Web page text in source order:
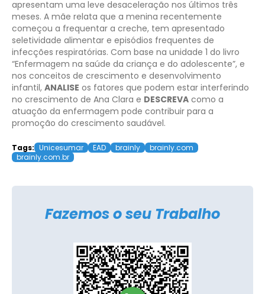
apresentam uma leve desaceleração nos últimos três
meses. A mãe relata que a menina recentemente
começou a frequentar a creche, tem apresentado
seletividade alimentar e episódios frequentes de
infecções respiratórias. Com base na unidade 1 do livro
“Enfermagem na saúde da criança e do adolescente”, e
nos conceitos de crescimento e desenvolvimento
infantil, ANALISE os fatores que podem estar interferindo
no crescimento de Ana Clara e DESCREVA como a
atuação da enfermagem pode contribuir para a
promoção do crescimento saudável.
Tags: Unicesumar EAD brainly
brainly.com
brainly.com.br
Fazemos o seu Trabalho